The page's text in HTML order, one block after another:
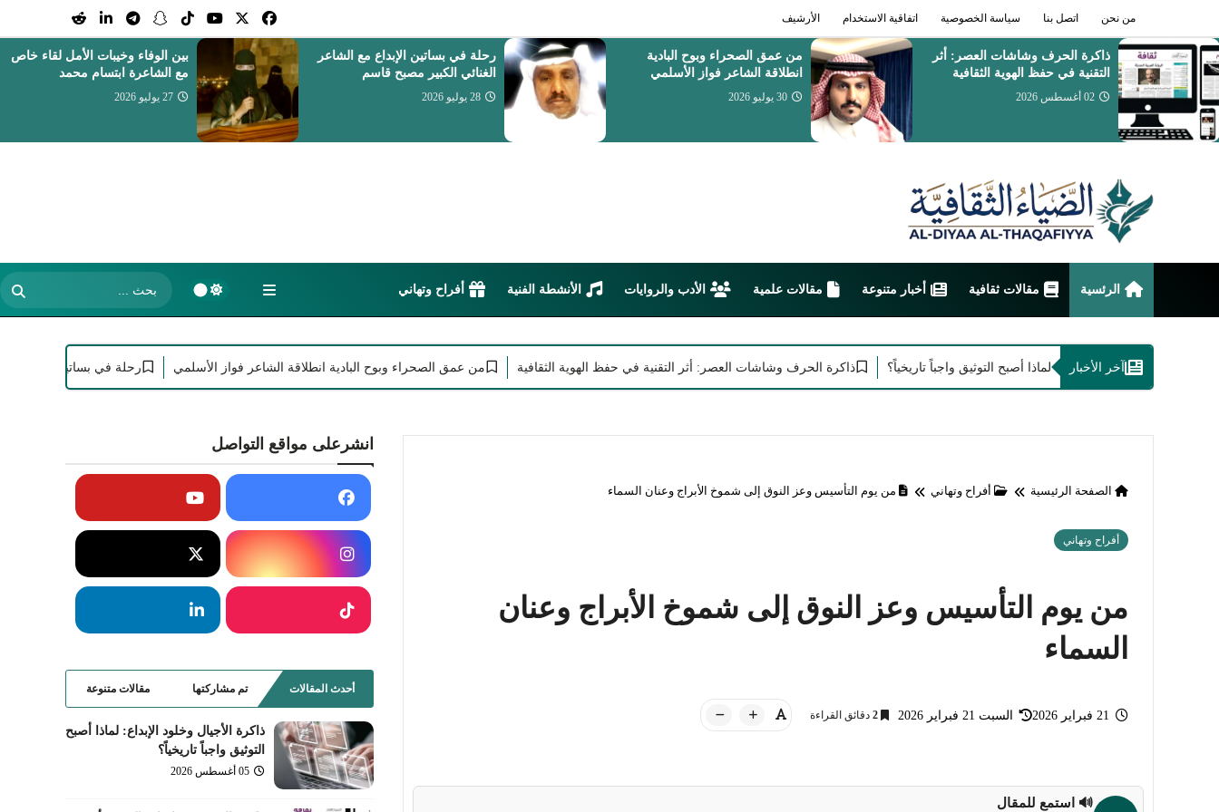
من نحن اتصل بنا سياسة الخصوصية اتفاقية الاستخدام الأرشيف
من عمق الصحراء وبوح البادية
انطلاقة الشاعر فواز الأسلمي
30 يوليو 2026
رحلة في بساتين الإبداع مع الشاعر
الغنائي الكبير مصبح قاسم
28 يوليو 2026
بين الوفاء وخيبات الأمل لقاء خاص
مع الشاعرة ابتسام محمد
27 يوليو 2026
فن الهندسة الصوتية والتوزيع
الموسيقي
26 يوليو 2026
الرئسية مقالات ثقافية أخبار متنوعة مقالات علمية الأدب والروايات الأنشطة الفنية أفراح وتهاني
آخر الأخبار
الأجيال وخلود الإبداع: لماذا أصبح التوثيق واجباً تاريخياً؟ ذاكرة الحرف وشاشات العصر: أثر التقنية في حفظ الهوية الثقافية من عمق الصحراء وبوح البادية انطلاقة الشاعر فواز الأسلمي رحلة في بساتين الإبداع مع
الصفحة الرئيسية أفراح وتهاني من يوم التأسيس وعز النوق إلى شموخ الأبراج وعنان السماء
أفراح وتهاني
من يوم التأسيس وعز النوق إلى شموخ الأبراج وعنان
السماء
السبت 21 فبراير 2026 2 دقائق القراءة
🔊 استمع للمقال
انشرعلى مواقع التواصل
أحدث المقالات تم مشاركتها مقالات متنوعة
ذاكرة الأجيال وخلود الإبداع: لماذا أصبح
التوثيق واجباً تاريخياً؟
05 أغسطس 2026